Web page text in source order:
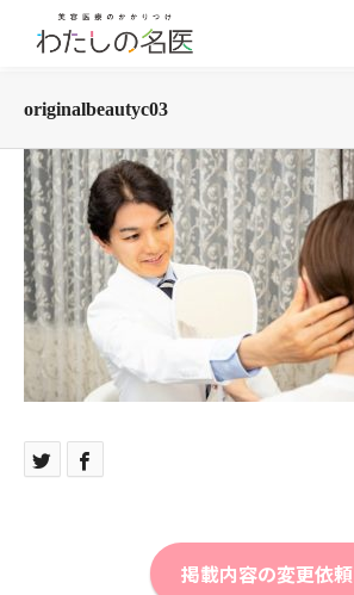
originalbeautyc03
掲載内容の変更依頼